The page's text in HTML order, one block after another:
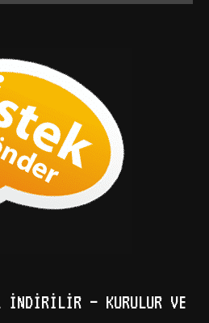
İNDIRILIR – KURULUR VE